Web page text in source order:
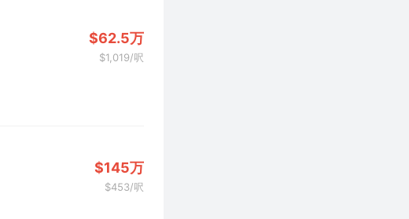
$62.5万
$1,019/呎
$145万
$453/呎